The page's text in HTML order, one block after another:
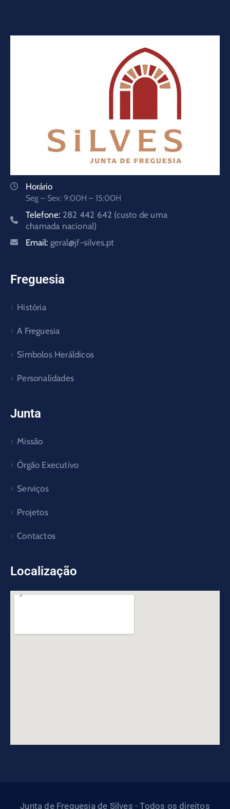
Horário
Seg – Sex: 9:00H – 15:00H
Telefone: 282 442 642 (custo de uma
chamada nacional)
Email: geral@jf-silves.pt
Freguesia
História
A Freguesia
Símbolos Heráldicos
Personalidades
Junta
Missão
Órgão Executivo
Serviços
Projetos
Contactos
Localização
Junta de Freguesia de Silves - Todos os direitos